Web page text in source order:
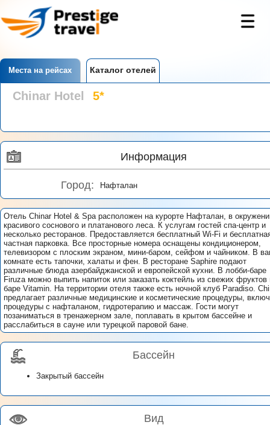
Места на рейсах Каталог отелей
Chinar Hotel 5*
Информация
Город: Нафталан
Отель Chinar Hotel & Spa расположен на курорте Нафталан, в
красивого соснового и платанового леса. К услугам гостей спа-центр и
несколько ресторанов. Предоставляется бесплатный Wi-Fi и
частная парковка. Все просторные номера оснащены кондиционером,
телевизором с плоским экраном, мини-баром, сейфом и чайником. В
комнате есть тапочки, халаты и фен. В ресторане Saphire подают
различные блюда азербайджанской и европейской кухни. В лобби-баре
Firuza можно выпить напиток или заказать коктейль из свежих фруктов
баре Vitamin. На территории отеля также есть ночной клуб Paradiso.
предлагает различные медицинские и косметические процедуры,
процедуры с нафталаном, гидротерапию и массаж. Гости могут
позаниматься в тренажерном зале, поплавать в крытом бассейне и
расслабиться в сауне или турецкой паровой бане.
Бассейн
Закрытый бассейн
Вид